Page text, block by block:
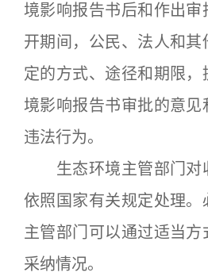
境影响报告书后和作出审
开期间，公民、法人和
定的方式、途径和期限
境影响报告书审批的意见
违法行为。
生态环境主管部门对
依照国家有关规定处理
主管部门可以通过适当
采纳情况。